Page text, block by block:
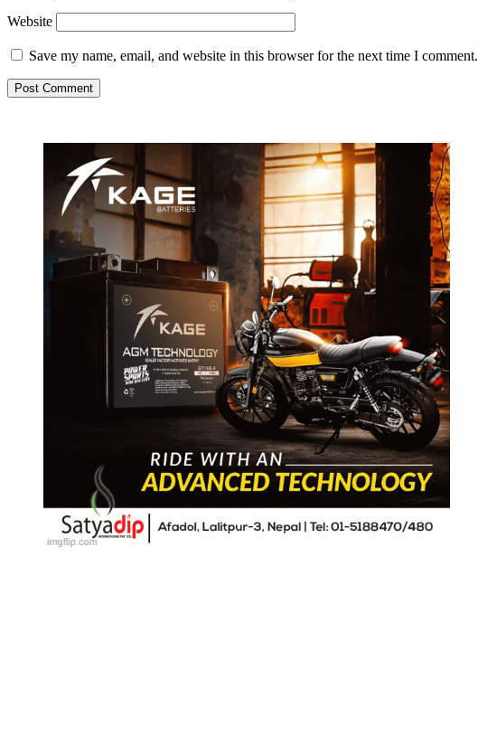
Website
Save my name, email, and website in this browser for the next time I comment.